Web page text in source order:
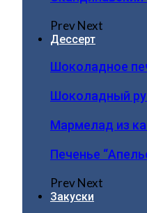
PrevNext
Дессерт
Шоколадное
Шоколадный
Мармелад из
Печенье
PrevNext
Закуски